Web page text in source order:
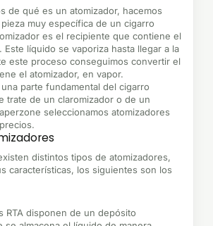
de qué es un atomizador, hacemos
muy específica de un cigarro
es el recipiente que contiene el
Este líquido se vaporiza hasta llegar a la
este proceso conseguimos convertir el
el atomizador, en vapor.
parte fundamental del cigarro
trate de un claromizador o de un
seleccionamos atomizadores
distintos tipos de atomizadores,
características, los siguientes son los
RTA disponen de un depósito